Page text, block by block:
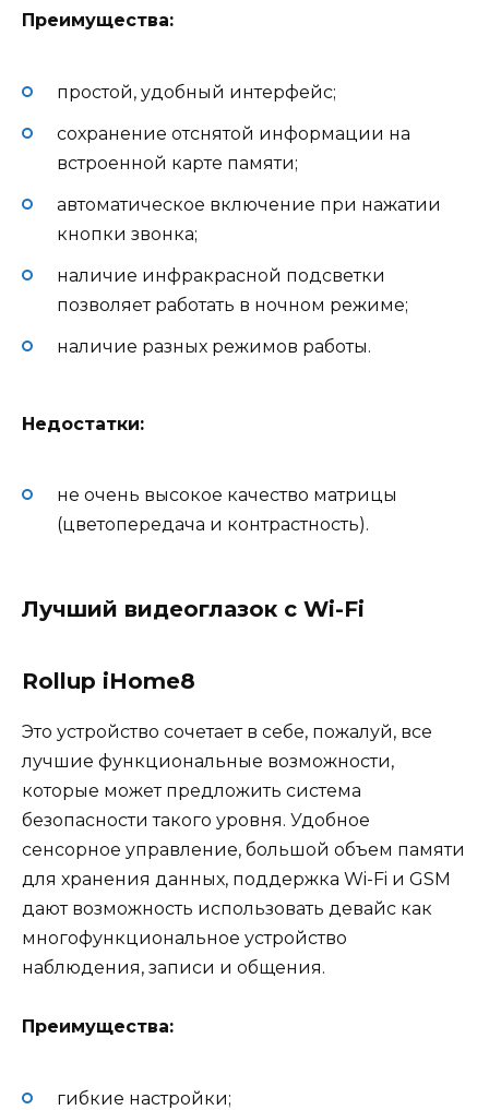
Преимущества:
простой, удобный интерфейс;
сохранение отснятой информации на
встроенной карте памяти;
автоматическое включение при нажатии
кнопки звонка;
наличие инфракрасной подсветки
позволяет работать в ночном режиме;
наличие разных режимов работы.
Недостатки:
не очень высокое качество матрицы
(цветопередача и контрастность).
Лучший видеоглазок с Wi-Fi
Rollup iHome8
Это устройство сочетает в себе, пожалуй, все
лучшие функциональные возможности,
которые может предложить система
безопасности такого уровня. Удобное
сенсорное управление, большой объем памяти
для хранения данных, поддержка Wi-Fi и GSM
дают возможность использовать девайс как
многофункциональное устройство
наблюдения, записи и общения.
Преимущества:
гибкие настройки;